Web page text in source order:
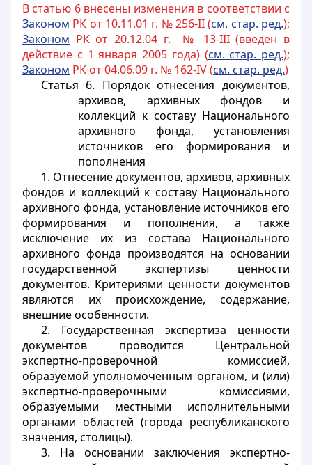
В статью 6 внесены изменения в соответствии с
Законом РК от 10.11.01 г. № 256-II (см. стар. ред.);
Законом РК от 20.12.04 г. № 13-III (введен в
действие с 1 января 2005 года) (см. стар. ред.);
Законом РК от 04.06.09 г. № 162-IV (см. стар. ред.)
Статья 6. Порядок отнесения документов,
архивов, архивных фондов и
коллекций к составу Национального
архивного фонда, установления
источников его формирования и
пополнения
1. Отнесениедокументов, архивов, архивных
фондов и коллекций к составу Национального
архивного фонда, установление источников его
формирования и пополнения, а также
исключение их из состава Национального
архивного фонда производятся на основании
государственной экспертизы ценности
документов. Критериями ценности документов
являются их происхождение, содержание,
внешние особенности.
2. Государственная экспертиза ценности
документов проводится Центральной
экспертно-проверочной комиссией,
образуемой уполномоченным органом, и (или)
экспертно-проверочными комиссиями,
образуемыми местными исполнительными
органами областей (города республиканского
значения, столицы).
3. На основании заключения экспертно-